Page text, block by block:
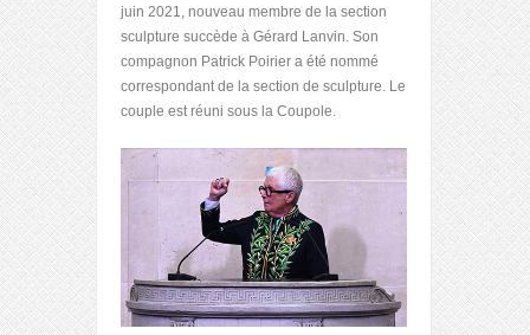
juin 2021, nouveau membre de la section
sculpture succède à Gérard Lanvin. Son
compagnon Patrick Poirier a été nommé
correspondant de la section de sculpture. Le
couple est réuni sous la Coupole.